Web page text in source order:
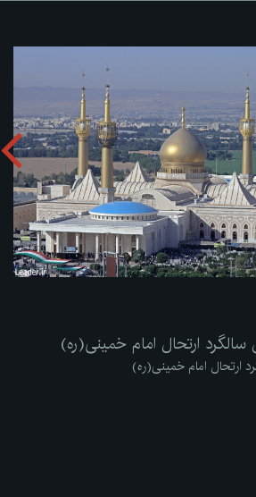
ارتحال امام خمینی(ره)
دریافت آلبوم:zip
ارتحال امام خمینی(ره)
ارتحال امام خمینی(ره)